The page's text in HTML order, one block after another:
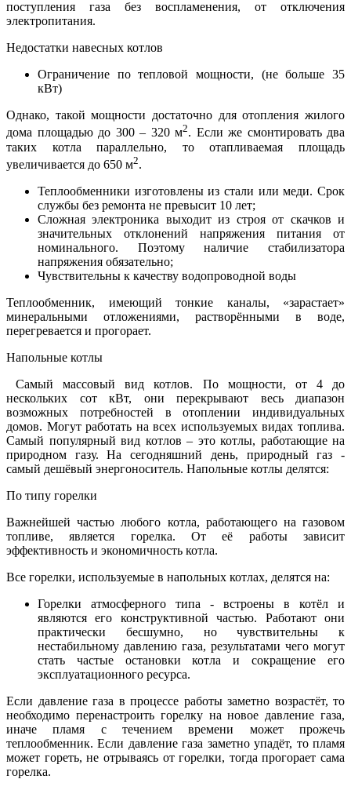
поступления газа без воспламенения, от отключения
электропитания.
Недостатки навесных котлов
Ограничение по тепловой мощности, (не больше 35
кВт)
Однако, такой мощности достаточно для отопления жилого
дома площадью до 300 – 320 м2. Если же смонтировать два
таких котла параллельно, то отапливаемая площадь
увеличивается до 650 м2.
Теплообменники изготовлены из стали или меди. Срок
службы без ремонта не превысит 10 лет;
Сложная электроника выходит из строя от скачков и
значительных отклонений напряжения питания от
номинального. Поэтому наличие стабилизатора
напряжения обязательно;
Чувствительны к качеству водопроводной воды
Теплообменник, имеющий тонкие каналы, «зарастает»
минеральными отложениями, растворёнными в воде,
перегревается и прогорает.
Напольные котлы
Самый массовый вид котлов. По мощности, от 4 до
нескольких сот кВт, они перекрывают весь диапазон
возможных потребностей в отоплении индивидуальных
домов. Могут работать на всех используемых видах топлива.
Самый популярный вид котлов – это котлы, работающие на
природном газу. На сегодняшний день, природный газ -
самый дешёвый энергоноситель. Напольные котлы делятся:
По типу горелки
Важнейшей частью любого котла, работающего на газовом
топливе, является горелка. От её работы зависит
эффективность и экономичность котла.
Все горелки, используемые в напольных котлах, делятся на:
Горелки атмосферного типа - встроены в котёл и
являются его конструктивной частью. Работают они
практически бесшумно, но чувствительны к
нестабильному давлению газа, результатами чего могут
стать частые остановки котла и сокращение его
эксплуатационного ресурса.
Если давление газа в процессе работы заметно возрастёт, то
необходимо перенастроить горелку на новое давление газа,
иначе пламя с течением времени может прожечь
теплообменник. Если давление газа заметно упадёт, то пламя
может гореть, не отрываясь от горелки, тогда прогорает сама
горелка.